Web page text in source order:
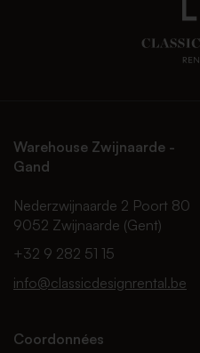
Warehouse Zwijnaarde -
Gand
Nederzwijnaarde 2 Poort 80
9052 Zwijnaarde (Gent)
+32 9 282 51 15
info@classicdesignrental.be
Coordonnées